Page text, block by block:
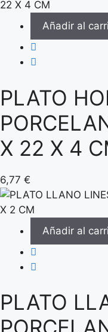
Añadir al
PLATO
X 22 X 4
6,77 €
Añadir al
PLATO